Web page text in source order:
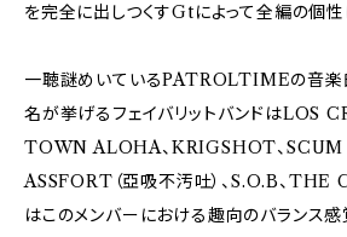
を完全に出しつくすGtによって全編の個性
一聴謎めいているPATROLTIMEの音楽
名が挙げるフェイバリットバンドはLOS
TOWN ALOHA、KRIGSHOT、
ASSFORT（亞吸不汚吐）、S.O.B、THE
はこのメンバーにおける趣向のバランス